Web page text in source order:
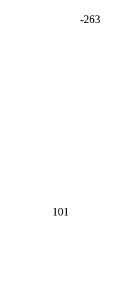
-263
101